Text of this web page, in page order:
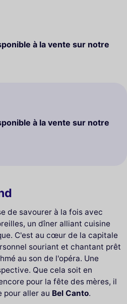
à la vente sur notre
à la vente sur notre
de savourer à la fois avec
un dîner alliant cuisine
C'est au cœur de la capitale
souriant et chantant prêt
au son de l'opéra. Une
Que cela soit en
pour la fête des mères, il
pour aller au Bel Canto.